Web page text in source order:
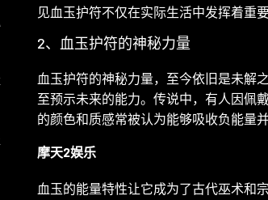
见血玉护符不仅在实际生活中发挥着重
2、血玉护符的神秘力量
血玉护符的神秘力量，至今依旧是未解
至预示未来的能力。传说中，有人因佩
的颜色和质感常被认为能够吸收负能量
摩天2娱乐
血玉的能量特性让它成为了古代巫术和